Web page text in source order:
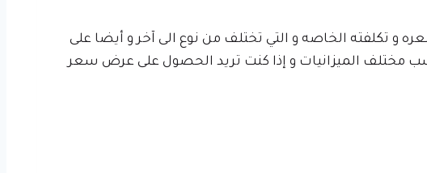
و تكلفته الخاصه و التي تختلف من نوع الى آخر و أيضا على
مختلف الميزانيات و إذا كنت تريد الحصول على عرض سعر